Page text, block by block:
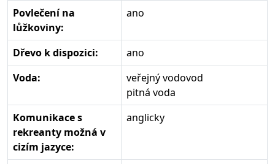
Povlečení na
lůžkoviny:
ano
Dřevo k dispozici:
ano
Voda:
veřejný vodovod
pitná voda
Komunikace s
rekreanty možná v
cizím jazyce:
anglicky